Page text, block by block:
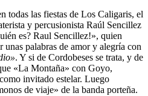
todas las fiestas de Los Caligaris, el
y percusionista Raúl Sencillez
es? Raul Sencillez!», quien
palabras de amor y alegría con
. Y si de Cordobeses se trata, y de
«La Montaña» con Goyo,
como invitado estelar. Luego
de viaje» de la banda porteña.